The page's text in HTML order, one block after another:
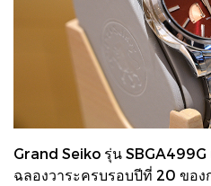
Grand Seiko รุ่น SBGA499G
ฉลองวาระครบรอบปีที่ 20 ของ